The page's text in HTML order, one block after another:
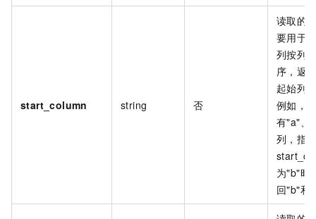
start_column string 否
读取的
要用于
列按列
序，返
起始列
例如，
有"a"、
列，指
为"b"时
回"b"和